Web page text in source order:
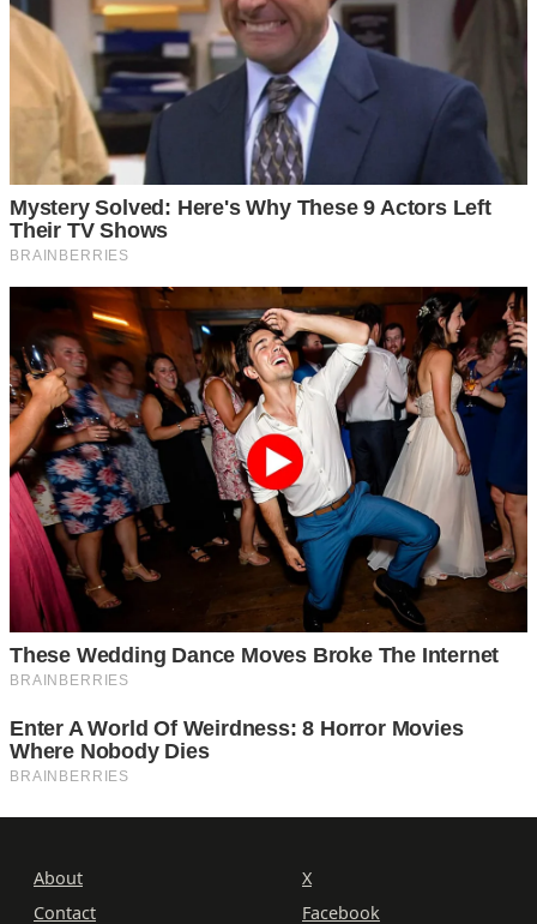
About
Contact
X
Facebook